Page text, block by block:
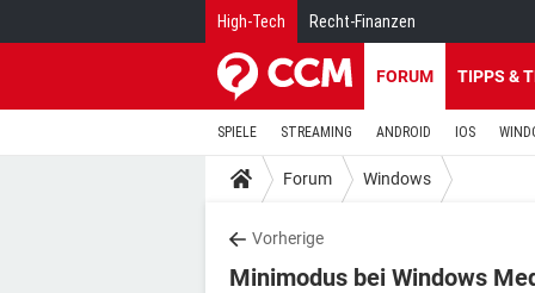
High-Tech Recht-Finanzen
FORUM TIPPS &
SPIELE STREAMING ANDROID IOS
Forum Windows
Vorherige
Minimodus bei Windows